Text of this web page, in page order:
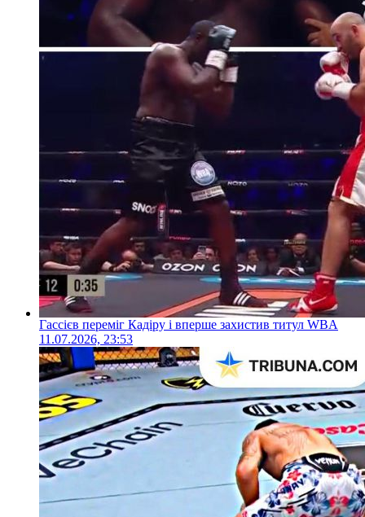
Гассієв переміг Кадіру і вперше захистив титул WBA
11.07.2026, 23:53